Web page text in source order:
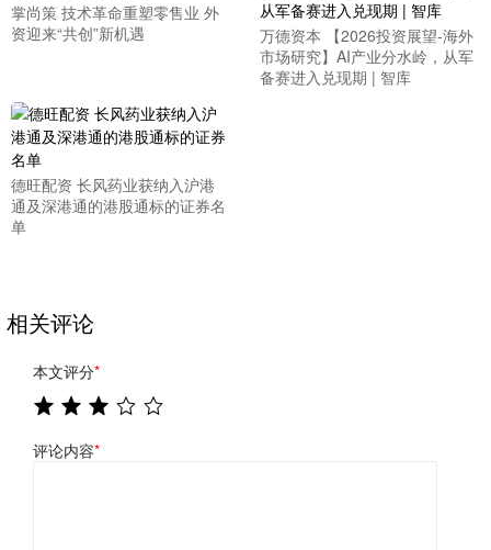
掌尚策 技术革命重塑零售业 外
资迎来“共创”新机遇
万德资本 【2026投资展望-海外
市场研究】AI产业分水岭，从军
备赛进入兑现期 | 智库
德旺配资 长风药业获纳入沪港
通及深港通的港股通标的证券名
单
相关评论
本文评分*
评论内容*